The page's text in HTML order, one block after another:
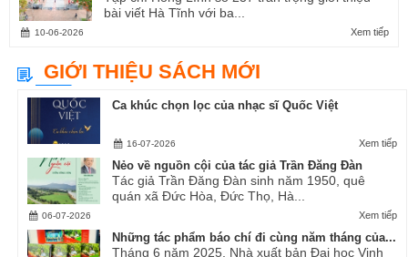
bài viết Hà Tĩnh với ba...
Xem tiếp
10-06-2026
GIỚI THIỆU SÁCH MỚI
Ca khúc chọn lọc của nhạc sĩ Quốc Việt
Xem tiếp
16-07-2026
Nẻo về nguồn cội của tác giả Trần Đăng Đàn
Tác giả Trần Đăng Đàn sinh năm 1950, quê
quán xã Đức Hòa, Đức Thọ, Hà...
Xem tiếp
06-07-2026
Những tác phẩm báo chí đi cùng năm tháng của...
Tháng 6 năm 2025, Nhà xuất bản Đại học Vinh